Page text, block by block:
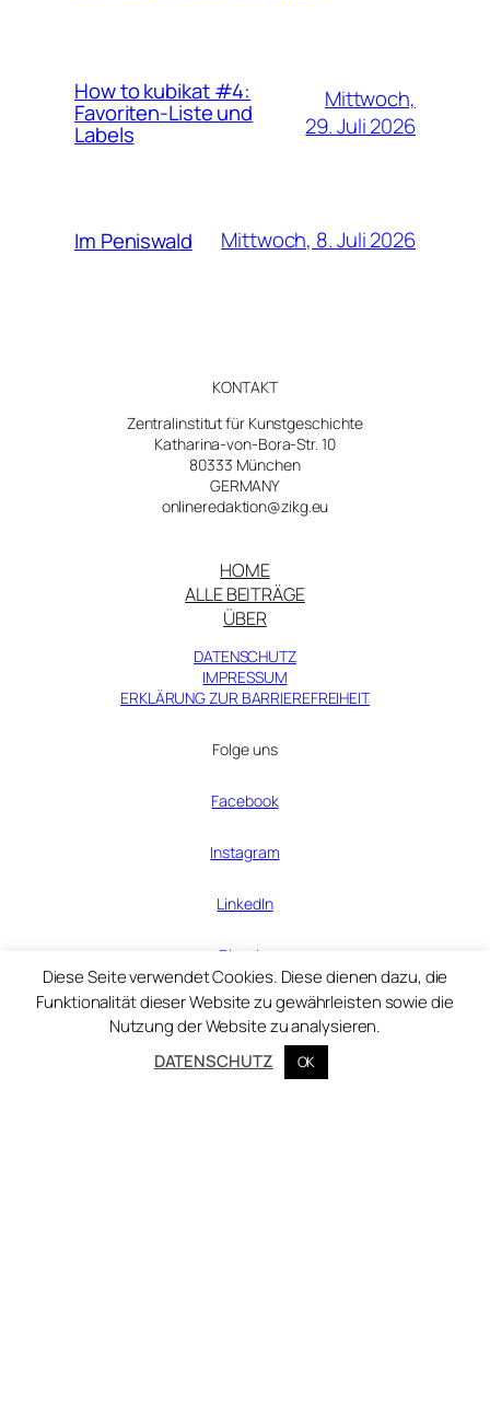
How to kubikat #4:
Favoriten-Liste und
Labels
Mittwoch,
29. Juli 2026
Im Peniswald Mittwoch, 8. Juli 2026
KONTAKT
Zentralinstitut für Kunstgeschichte
Katharina-von-Bora-Str. 10
80333 München
GERMANY
onlineredaktion@zikg.eu
HOME
ALLE BEITRÄGE
ÜBER
DATENSCHUTZ
IMPRESSUM
ERKLÄRUNG ZUR BARRIEREFREIHEIT
Folge uns
Facebook
Instagram
LinkedIn
Bluesky
© Zentralinstitut für Kunstgeschichte 2025
Diese Seite verwendet Cookies. Diese dienen dazu, die
Funktionalität dieser Website zu gewährleisten sowie die
Nutzung der Website zu analysieren.
DATENSCHUTZ
OK